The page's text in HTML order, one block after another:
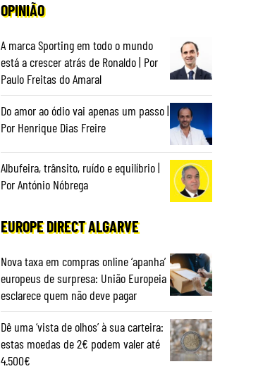
OPINIÃO
A marca Sporting em todo o mundo
está a crescer atrás de Ronaldo | Por
Paulo Freitas do Amaral
Do amor ao ódio vai apenas um passo |
Por Henrique Dias Freire
Albufeira, trânsito, ruído e equilíbrio |
Por António Nóbrega
EUROPE DIRECT ALGARVE
Nova taxa em compras online ‘apanha’
europeus de surpresa: União Europeia
esclarece quem não deve pagar
Dê uma ‘vista de olhos’ à sua carteira:
estas moedas de 2€ podem valer até
4.500€